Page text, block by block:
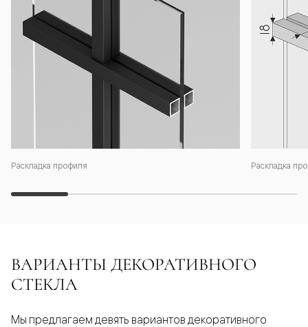
Раскладка профиля Раскладка
ВАРИАНТЫ ДЕКОРАТИВНОГО
СТЕКЛА
Мы предлагаем девять вариантов декоративного